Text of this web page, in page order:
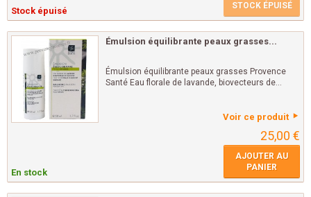
Stock épuisé STOCK ÉPUISÉ
Émulsion équilibrante peaux grasses...
Émulsion équilibrante peaux grasses Provence
Santé Eau florale de lavande, biovecteurs de...
Voir ce produit
25,00 €
En stock
AJOUTER AU
PANIER